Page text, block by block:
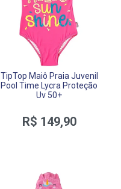
TipTop Maiô Praia Juvenil
Pool Time Lycra Proteção
Uv 50+
R$ 149,90